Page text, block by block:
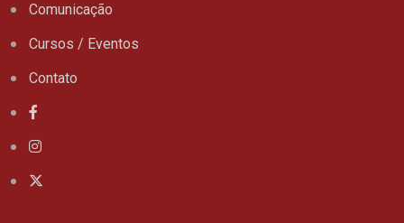
Comunicação
Cursos / Eventos
Contato